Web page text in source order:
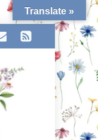
Translate »